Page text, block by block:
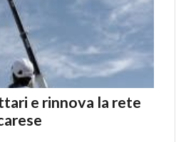
e rinnova la rete